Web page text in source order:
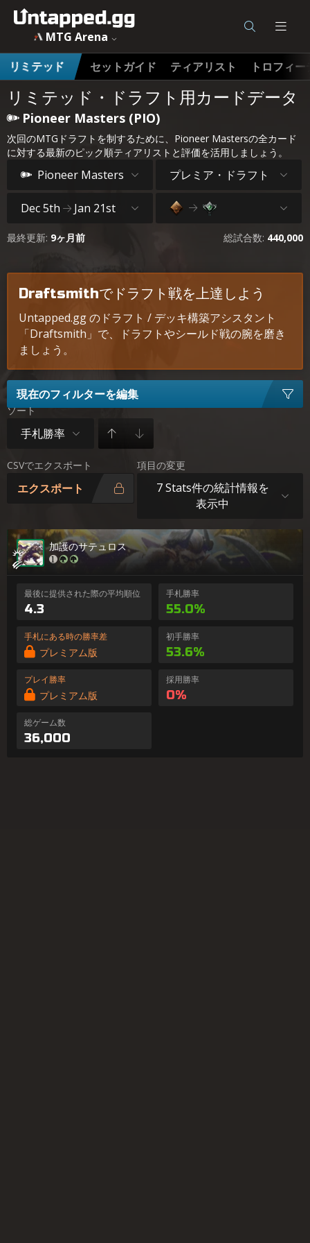
MTG Arena
リミテッド
セットガイド ティアリスト トロフィ
リミテッド・ドラフト用カードデータ
Pioneer Masters (PIO)
次回のMTGドラフトを制するために、Pioneer Mastersの全カード
に対する最新のピック順ティアリストと評価を活用しましょう。
Pioneer Masters プレミア・ドラフト
Dec 5th Jan 21st
最終更新: 9ヶ月前 総試合数: 440,000
Draftsmithでドラフト戦を上達しよう
Untapped.gg のドラフト / デッキ構築アシスタント
「Draftsmith」で、ドラフトやシールド戦の腕を磨き
ましょう。
現在のフィルターを編集
ソート
手札勝率
CSVでエクスポート
エクスポート
項目の変更
7 Stats件の統計情報を
表示中
加護のサテュロス
最後に提供された際の平均順位
4.3
手札勝率
55.0%
手札にある時の勝率差
プレミアム版
初手勝率
53.6%
プレイ勝率
プレミアム版
採用勝率
0%
総ゲーム数
36,000